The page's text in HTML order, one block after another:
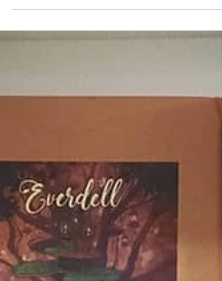
Nunca es un mal momento para matar a Hitler.
que tiene mucho de muchas cosas, entre las